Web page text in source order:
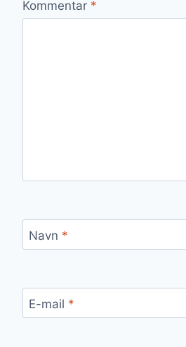
Kommentar *
Navn *
E-mail *